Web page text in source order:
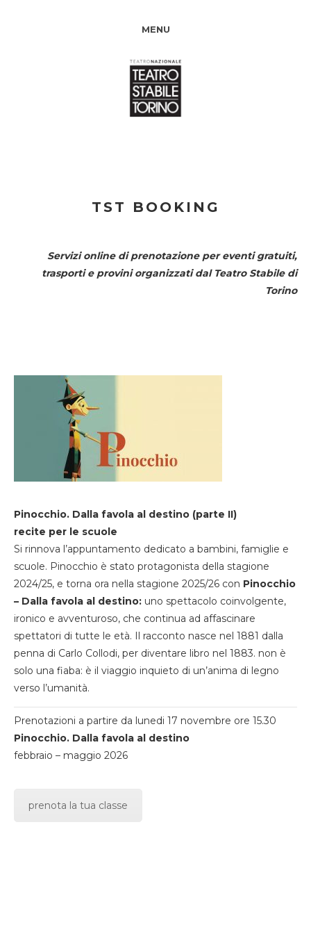
MENU
TST BOOKING
Servizi online di prenotazione per eventi gratuiti,
trasporti e provini organizzati dal Teatro Stabile di
Torino
Pinocchio. Dalla favola al destino (parte II)
recite per le scuole
Si rinnova l’appuntamento dedicato a bambini, famiglie e
scuole. Pinocchio è stato protagonista della stagione
2024/25, e torna ora nella stagione 2025/26 con Pinocchio
– Dalla favola al destino: uno spettacolo coinvolgente,
ironico e avventuroso, che continua ad affascinare
spettatori di tutte le età. Il racconto nasce nel 1881 dalla
penna di Carlo Collodi, per diventare libro nel 1883. non è
solo una fiaba: è il viaggio inquieto di un’anima di legno
verso l’umanità.
Prenotazioni a partire da lunedi 17 novembre ore 15.30
Pinocchio. Dalla favola al destino
febbraio – maggio 2026
prenota la tua classe